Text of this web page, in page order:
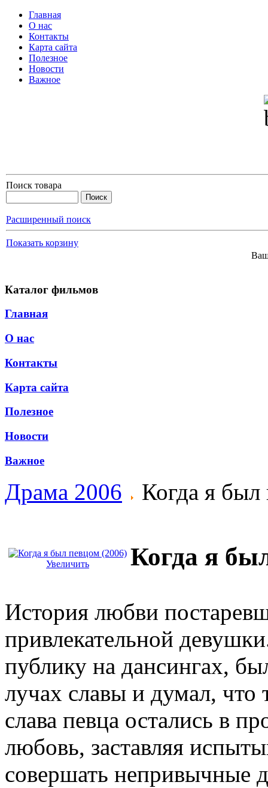
Главная
О нас
Контакты
Карта сайта
Полезное
Новости
Важное
Поиск товара
Расширенный поиск
Показать корзину
Каталог фильмов
Главная
О нас
Контакты
Карта сайта
Полезное
Новости
Важное
Драма 2006 Когда я
Увеличить Когда я
История любви
привлекательной
публику на дансингах,
лучах славы и думал, что
слава певца остались в
любовь, заставляя
совершать непривычные